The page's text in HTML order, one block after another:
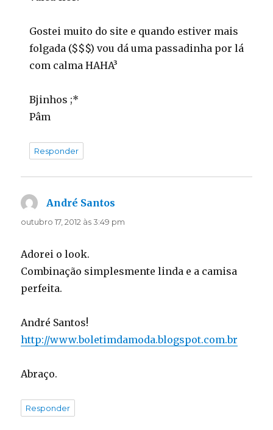
Gostei muito do site e quando estiver mais
folgada ($$$) vou dá uma passadinha por lá
com calma HAHA³
Bjinhos ;*
Pâm
Responder
André Santos
outubro 17, 2012 às 3:49 pm
Adorei o look.
Combinação simplesmente linda e a camisa
perfeita.
André Santos!
http://www.boletimdamoda.blogspot.com.br
Abraço.
Responder